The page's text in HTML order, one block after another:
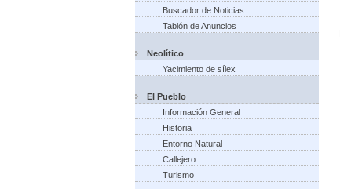
Buscador de Noticias
Tablón de Anuncios
Neolítico
Yacimiento de sílex
El Pueblo
Información General
Historia
Entorno Natural
Callejero
Turismo